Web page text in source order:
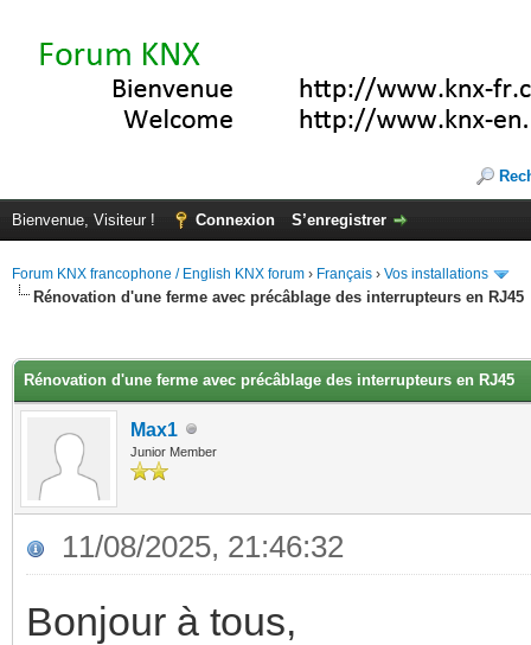
Bienvenue, Visiteur ! Connexion S’enregistrer
Forum KNX francophone / English KNX forum › Français › Vos installations
Rénovation d'une ferme avec précâblage des interrupteurs en RJ45
Rénovation d'une ferme avec précâblage des interrupteurs en RJ45
Max1
Junior Member
11/08/2025, 21:46:32
Bonjour à tous,